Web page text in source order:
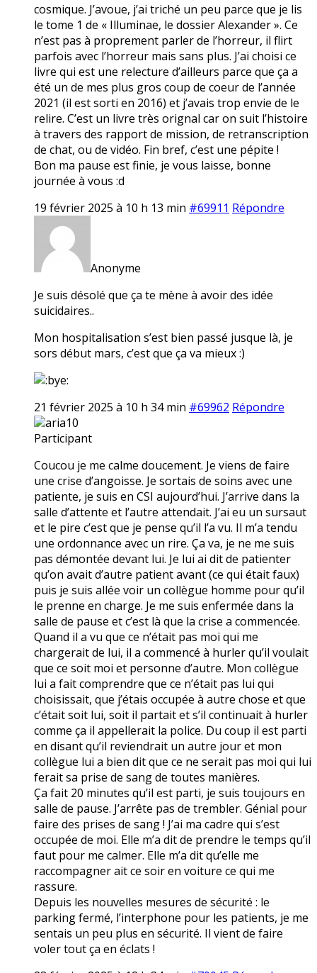
cosmique. J’avoue, j’ai triché un peu parce que je lis
le tome 1 de « Illuminae, le dossier Alexander ». Ce
n’est pas à proprement parler de l’horreur, il flirt
parfois avec l’horreur mais sans plus. J’ai choisi ce
livre qui est une relecture d’ailleurs parce que ça a
été un de mes plus gros coup de coeur de l’année
2021 (il est sorti en 2016) et j’avais trop envie de le
relire. C’est un livre très orignal car on suit l’histoire
à travers des rapport de mission, de retranscription
de chat, ou de vidéo. Fin bref, c’est une pépite !
Bon ma pause est finie, je vous laisse, bonne
journée à vous :d
19 février 2025 à 10 h 13 min #69911 Répondre
Anonyme
Je suis désolé que ça te mène à avoir des idée
suicidaires..
Mon hospitalisation s’est bien passé jusque là, je
sors début mars, c’est que ça va mieux :)
21 février 2025 à 10 h 34 min #69962 Répondre
aria10
Participant
Coucou je me calme doucement. Je viens de faire
une crise d’angoisse. Je sortais de soins avec une
patiente, je suis en CSI aujourd’hui. J’arrive dans la
salle d’attente et l’autre attendait. J’ai eu un sursaut
et le pire c’est que je pense qu’il l’a vu. Il m’a tendu
une ordonnance avec un rire. Ça va, je ne me suis
pas démontée devant lui. Je lui ai dit de patienter
qu’on avait d’autre patient avant (ce qui était faux)
puis je suis allée voir un collègue homme pour qu’il
le prenne en charge. Je me suis enfermée dans la
salle de pause et c’est là que la crise a commencée.
Quand il a vu que ce n’était pas moi qui me
chargerait de lui, il a commencé à hurler qu’il voulait
que ce soit moi et personne d’autre. Mon collègue
lui a fait comprendre que ce n’était pas lui qui
choisissait, que j’étais occupée à autre chose et que
c’était soit lui, soit il partait et s’il continuait à hurler
comme ça il appellerait la police. Du coup il est parti
en disant qu’il reviendrait un autre jour et mon
collègue lui a bien dit que ce ne serait pas moi qui lui
ferait sa prise de sang de toutes manières.
Ça fait 20 minutes qu’il est parti, je suis toujours en
salle de pause. J’arrête pas de trembler. Génial pour
faire des prises de sang ! J’ai ma cadre qui s’est
occupée de moi. Elle m’a dit de prendre le temps qu’il
faut pour me calmer. Elle m’a dit qu’elle me
raccompagner ait ce soir en voiture ce qui me
rassure.
Depuis les nouvelles mesures de sécurité : le
parking fermé, l’interphone pour les patients, je me
sentais un peu plus en sécurité. Il vient de faire
voler tout ça en éclats !